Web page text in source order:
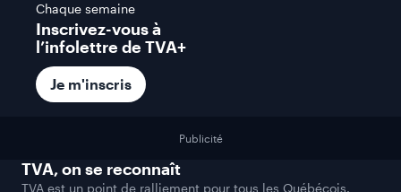
Chaque semaine
Inscrivez-vous à
l’infolettre de TVA+
Je m'inscris
Publicité
TVA, on se reconnaît
TVA est un point de ralliement pour tous les Québécois.